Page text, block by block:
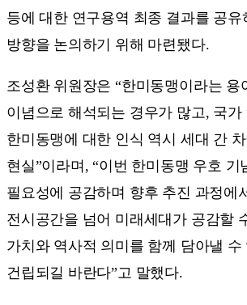
등에 대한 연구용역 최종 결과를 공유
방향을 논의하기 위해 마련됐다.
조성환 위원장은 “한미동맹이라는 용
이념으로 해석되는 경우가 많고, 국가
한미동맹에 대한 인식 역시 세대 간
현실”이라며, “이번 한미동맹 우호 기
필요성에 공감하며 향후 추진 과정에
전시공간을 넘어 미래세대가 공감할
가치와 역사적 의미를 함께 담아낼 수
건립되길 바란다”고 말했다.